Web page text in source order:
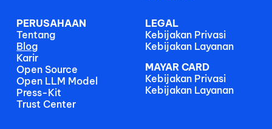
PERUSAHAAN
Tentang
Blog
Karir
Open Source
Open LLM Model
Press-Kit
Trust Center
LEGAL
Kebijakan Privasi
Kebijakan Layanan
MAYAR CARD
Kebijakan Privasi
Kebijakan Layanan